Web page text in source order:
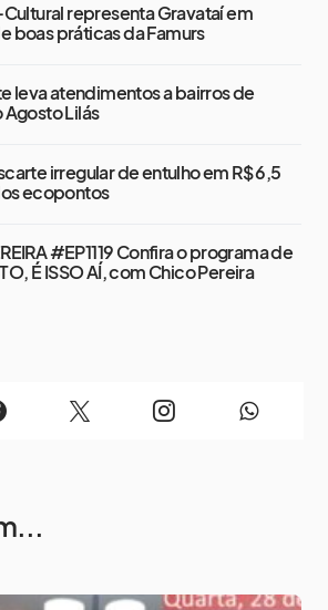
representa Gravataí em
boas práticas da Famurs
leva atendimentos a bairros de
Lilás
irregular de entulho em R$ 6,5
ecopontos
#EP1119 Confira o programa de
É ISSO AÍ, com Chico Pereira